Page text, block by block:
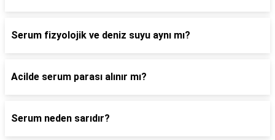
Serum fizyolojik ve deniz suyu aynı mı?
Acilde serum parası alınır mı?
Serum neden sarıdır?